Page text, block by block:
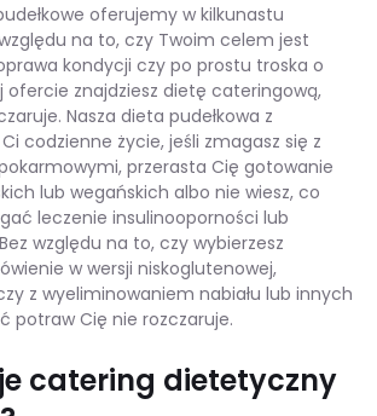
oferujemy w kilkunastu
na to, czy Twoim celem jest
kondycji czy po prostu troska o
ofercie znajdziesz dietę cateringową,
Nasza dieta pudełkowa z
codzienne życie, jeśli zmagasz się z
przerasta Cię gotowanie
lub wegańskich albo nie wiesz, co
leczenie insulinooporności lub
względu na to, czy wybierzesz
w wersji niskoglutenowej,
z wyeliminowaniem nabiału lub innych
potraw Cię nie rozczaruje.
catering dietetyczny